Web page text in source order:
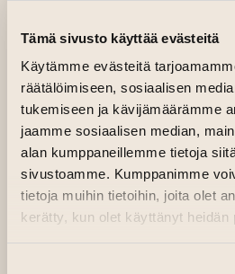
Tämä sivusto käyttää evästeitä
Käytämme evästeitä
räätälöimiseen, sosiaalisen
tukemiseen ja kävijämäärämme
jaamme sosiaalisen median,
alan kumppaneillemme tietoja
sivustoamme. Kumppanimme
tietoja muihin tietoihin, joita olet
kerätty, kun olet käyttänyt heidän